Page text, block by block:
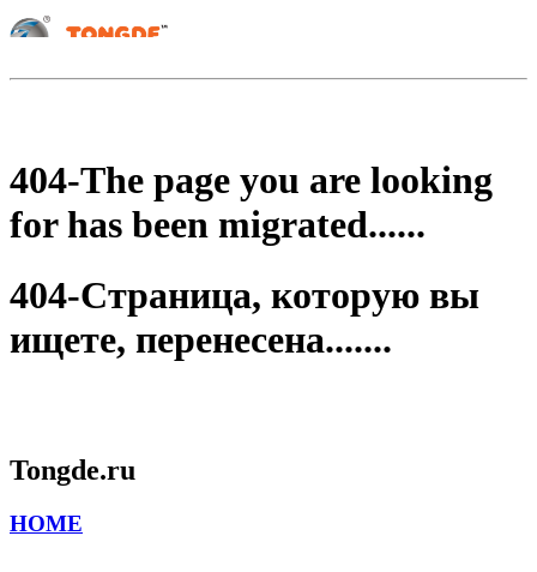
404-The page you are looking
for has been migrated......
404-Страница, которую вы
ищете, перенесена.......
Tongde.ru
HOME